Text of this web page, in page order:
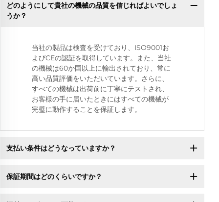
どのようにして貴社の機械の品質を信じればよいでしょ
うか？
当社の製品は検査を受けており、ISO9001お
よびCEの認証を取得しています。また、当社
の機械は60か国以上に輸出されており、常に
高い品質評価をいただいています。さらに、
すべての機械は出荷前に丁寧にテストされ、
お客様の手に届いたときにはすべての機械が
完璧に動作することを保証します。
支払い条件はどうなっていますか？
保証期間はどのくらいですか？